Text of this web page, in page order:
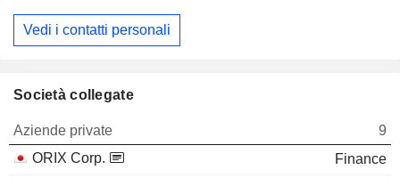
Vedi i contatti personali
Società collegate
Aziende private
9
ORIX Corp.
Finance